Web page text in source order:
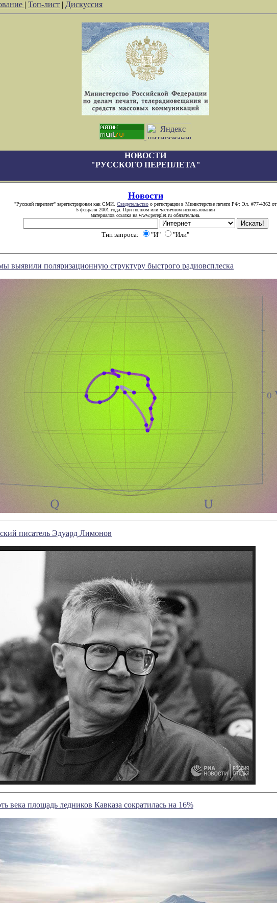
| Топ-лист | Дискуссия
НОВОСТИ
"РУССКОГО ПЕРЕПЛЕТА"
Новости
"Русский переплет" зарегистрирован как СМИ. Свидетельство о регистрации в Министерстве печати РФ: Эл. #77-4362 от
5 февраля 2001 года. При полном или частичном использовании
материалов ссылка на www.pereplet.ru обязательна.
Тип запроса: "И" "Или"
выявили поляризационную структуру быстрого радиовсплеска
писатель Эдуард Лимонов
века площадь ледников Кавказа сократилась на 16%